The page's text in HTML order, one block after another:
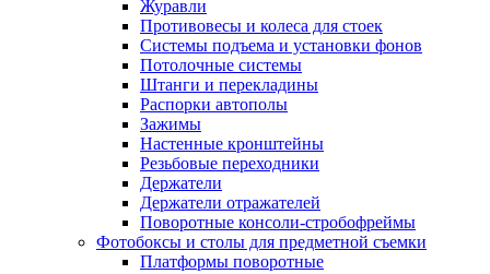
Журавли
Противовесы и колеса для стоек
Системы подъема и установки фонов
Потолочные системы
Штанги и перекладины
Распорки автополы
Зажимы
Настенные кронштейны
Резьбовые переходники
Держатели
Держатели отражателей
Поворотные консоли-стробофреймы
Фотобоксы и столы для предметной съемки
Платформы поворотные